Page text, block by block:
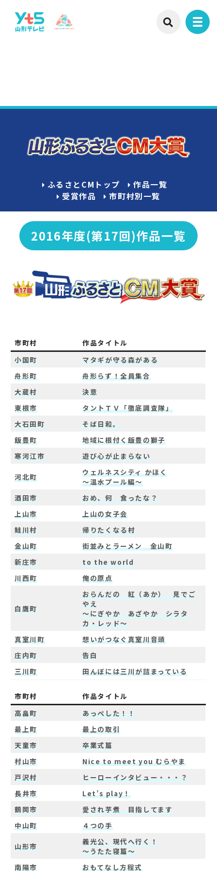
ふるさとCMトップ
作品一覧
受賞作品
市町村別一覧
2016年度(第17回)作品一覧
市町村
作品タイトル
小国町
マタギが守る森がある
舟形町
舟形らず！全員集合
大蔵村
決意
東根市
タントＴＶ「徹底調査隊」
大石田町
そば日和。
飯豊町
地域に根付く飯豊の獅子
寒河江市
遊び心が止まらない
河北町
ウェルネスシティ かほく
～温水プール編～
酒田市
おめ、何 食ったな？
上山市
上山の女子会
鮭川村
帰りたくなる村
金山町
街並みとラーメン 金山町
新庄市
to the world
川西町
俺の原点
白鷹町
おらんだの 紅（あか） 見でご
やえ
～にぎやか あざやか シラタ
カ・レッド～
真室川町
想いがつなぐ真室川音頭
庄内町
告白
三川町
田んぼには三川が詰まっている
市町村
作品タイトル
高畠町
あっぺした！！
最上町
最上の取引
天童市
卒業式篇
村山市
Nice to meet you むらやま
戸沢村
ヒーローインタビュー・・・？
長井市
Let’s play！
鶴岡市
愛され芋煮 目指してます
中山町
４つの手
山形市
義光公、現代へ行く！
～うたた寝篇～
南陽市
おもてなし方程式